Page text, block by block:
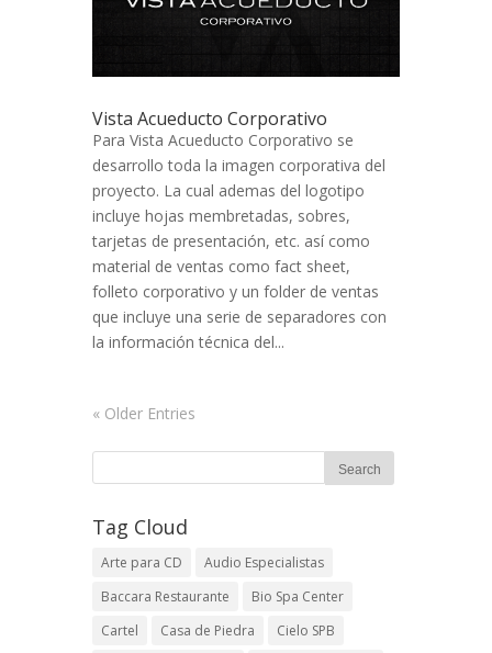
Vista Acueducto Corporativo
Para Vista Acueducto Corporativo se
desarrollo toda la imagen corporativa del
proyecto. La cual ademas del logotipo
incluye hojas membretadas, sobres,
tarjetas de presentación, etc. así como
material de ventas como fact sheet,
folleto corporativo y un folder de ventas
que incluye una serie de separadores con
la información técnica del...
« Older Entries
Tag Cloud
Arte para CD
Audio Especialistas
Baccara Restaurante
Bio Spa Center
Cartel
Casa de Piedra
Cielo SPB